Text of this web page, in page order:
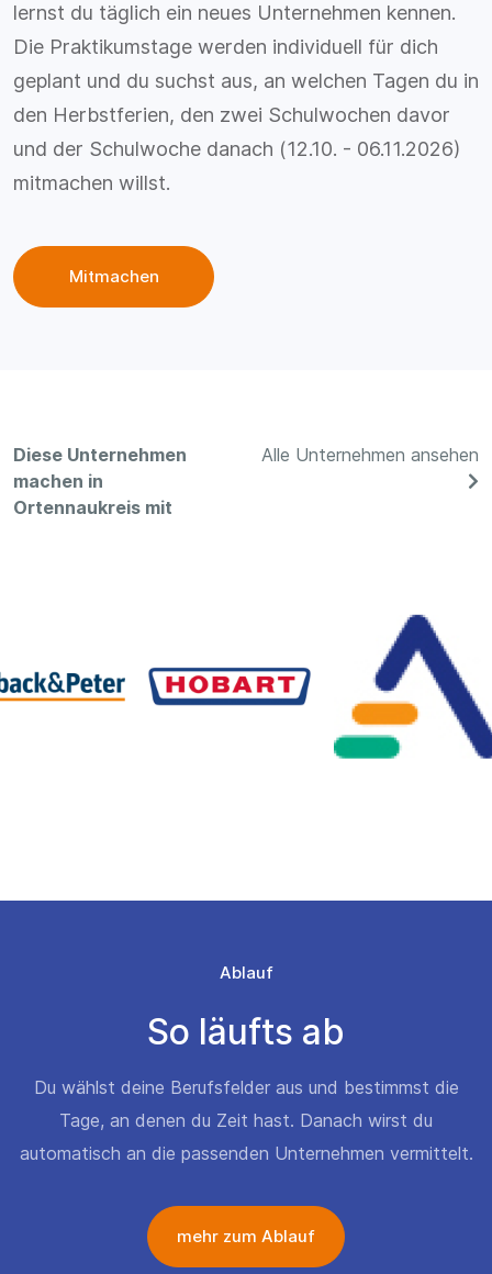
lernst du täglich ein neues Unternehmen kennen.
Die Praktikumstage werden individuell für dich
geplant und du suchst aus, an welchen Tagen du in
den Herbstferien, den zwei Schulwochen davor
und der Schulwoche danach (12.10. - 06.11.2026)
mitmachen willst.
Mitmachen
Diese Unternehmen
machen in
Ortennaukreis mit
Alle Unternehmen ansehen
Ablauf
So läufts ab
Du wählst deine Berufsfelder aus und bestimmst die
Tage, an denen du Zeit hast. Danach wirst du
automatisch an die passenden Unternehmen vermittelt.
mehr zum Ablauf